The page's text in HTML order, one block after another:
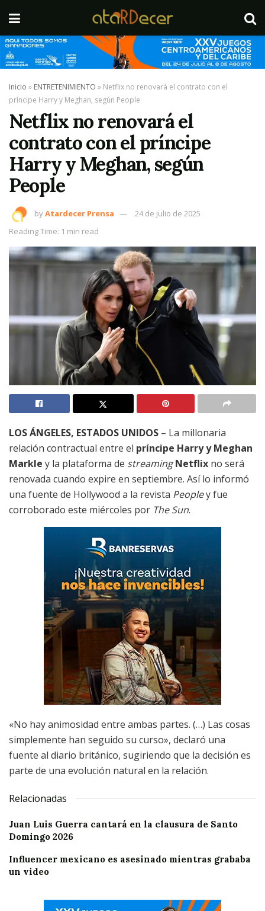
Inicio » ENTRETENIMIENTO » Netflix no renovará el contrato con el
príncipe Harry y Meghan, según People
Netflix no renovará el
contrato con el príncipe
Harry y Meghan, según
People
byAtardecer Prensa
24 de julio de 2025
Reading Time: 1 min read
LOS ÁNGELES, ESTADOS UNIDOS – La millonaria
relación contractual entre el príncipe Harry y Meghan
Markle y la plataforma de streaming Netflix no será
renovada cuando expire en septiembre. Así lo informó
una fuente de Hollywood a la revista Peopley fue
corroborado este miércoles por The Sun.
«No hay animosidad entre ambas partes. (…) Las cosas
simplemente han seguido su curso», declaró una
fuente al diario británico, sugiriendo que la decisión es
parte de una evolución natural en la relación.
Relacionadas
Juan Luis Guerra cantará en la clausura de Santo
Domingo 2026
Influencer mexicano es asesinado mientras grababa
un video